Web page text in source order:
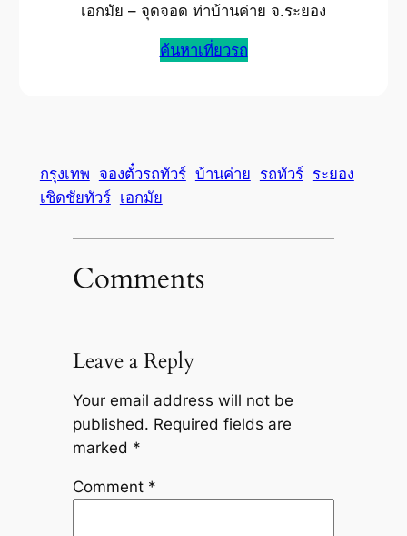
เอกมัย – จุดจอด ท่าบ้านค่าย จ.ระยอง
ค้นหาเที่ยวรถ
กรุงเทพ จองตั๋วรถทัวร์ บ้านค่าย รถทัวร์ ระยอง
เชิดชัยทัวร์ เอกมัย
Comments
Leave a Reply
Your email address will not be
published. Required fields are
marked *
Comment *